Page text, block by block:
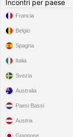
Incontri per paese
Francia
Belgio
Spagna
Italia
Svezia
Australia
Paesi Bassi
Austria
Giappone